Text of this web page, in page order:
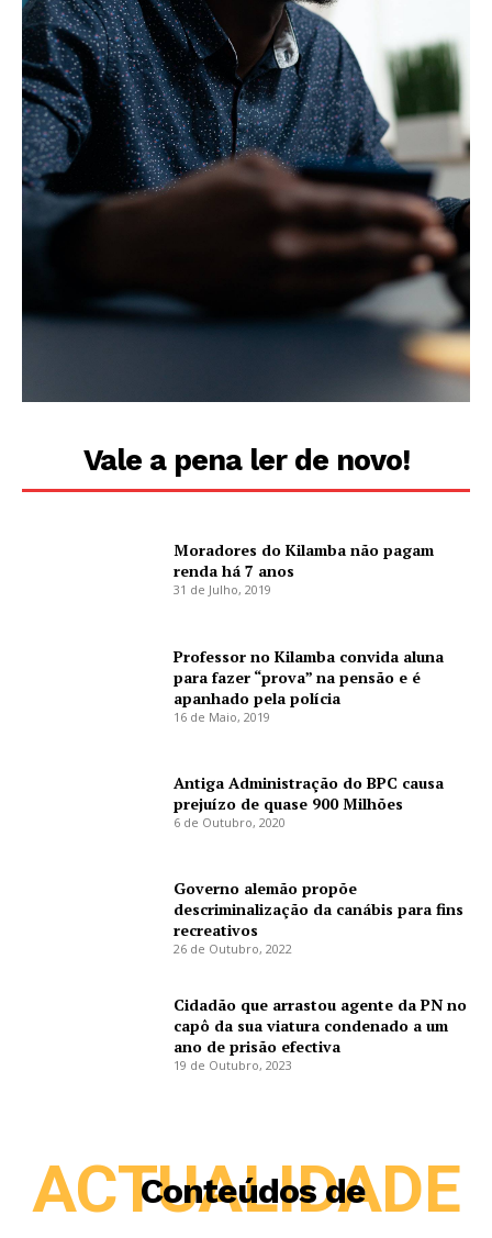
Vale a pena ler de novo!
Moradores do Kilamba não pagam
renda há 7 anos
31 de Julho, 2019
Professor no Kilamba convida aluna
para fazer “prova” na pensão e é
apanhado pela polícia
16 de Maio, 2019
Antiga Administração do BPC causa
prejuízo de quase 900 Milhões
6 de Outubro, 2020
Governo alemão propõe
descriminalização da canábis para fins
recreativos
26 de Outubro, 2022
Cidadão que arrastou agente da PN no
capô da sua viatura condenado a um
ano de prisão efectiva
19 de Outubro, 2023
Conteúdos de
ACTUALIDADE